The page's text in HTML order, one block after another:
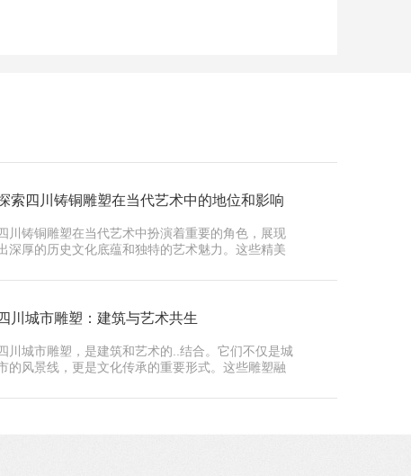
索四川铸铜雕塑在当代艺术中的地位和影响
川铸铜雕塑在当代艺术中扮演着重要的角色，展现
深厚的历史文化底蕴和独特的艺术魅力。这些精美
四川城市雕塑：建筑与艺术共生
川城市雕塑，是建筑和艺术的..结合。它们不仅是城
的风景线，更是文化传承的重要形式。这些雕塑融